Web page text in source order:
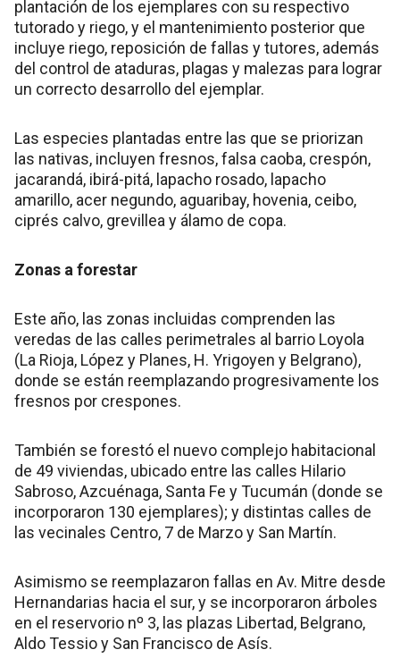
plantación de los ejemplares con su respectivo
tutorado y riego, y el mantenimiento posterior que
incluye riego, reposición de fallas y tutores, además
del control de ataduras, plagas y malezas para lograr
un correcto desarrollo del ejemplar.
Las especies plantadas entre las que se priorizan
las nativas, incluyen fresnos, falsa caoba, crespón,
jacarandá, ibirá-pitá, lapacho rosado, lapacho
amarillo, acer negundo, aguaribay, hovenia, ceibo,
ciprés calvo, grevillea y álamo de copa.
Zonas a forestar
Este año, las zonas incluidas comprenden las
veredas de las calles perimetrales al barrio Loyola
(La Rioja, López y Planes, H. Yrigoyen y Belgrano),
donde se están reemplazando progresivamente los
fresnos por crespones.
También se forestó el nuevo complejo habitacional
de 49 viviendas, ubicado entre las calles Hilario
Sabroso, Azcuénaga, Santa Fe y Tucumán (donde se
incorporaron 130 ejemplares); y distintas calles de
las vecinales Centro, 7 de Marzo y San Martín.
Asimismo se reemplazaron fallas en Av. Mitre desde
Hernandarias hacia el sur, y se incorporaron árboles
en el reservorio nº 3, las plazas Libertad, Belgrano,
Aldo Tessio y San Francisco de Asís.